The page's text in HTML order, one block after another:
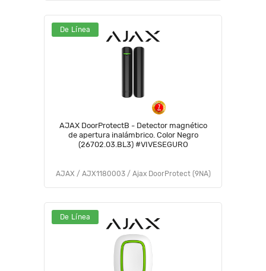
De Línea
AJAX DoorProtectB - Detector magnético
de apertura inalámbrico. Color Negro
(26702.03.BL3) #VIVESEGURO
AJAX / AJX1180003 / Ajax DoorProtect (9NA)
De Línea